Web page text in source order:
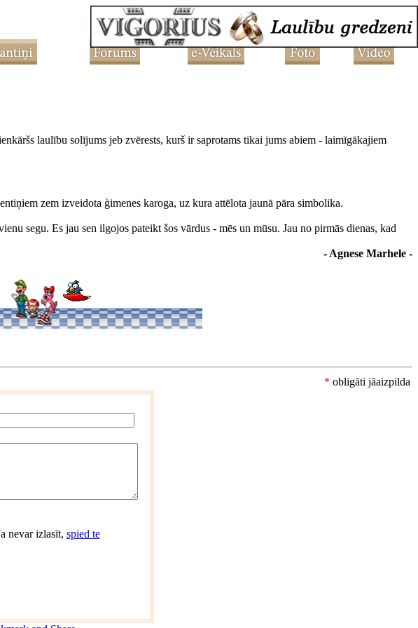
laulību solījums jeb zvērests, kurš ir saprotams tikai jums abiem - laimīgākajiem
zem izveidota ģimenes karoga, uz kura attēlota jaunā pāra simbolika.
segu. Es jau sen ilgojos pateikt šos vārdus - mēs un mūsu. Jau no pirmās dienas, kad
- Agnese Marhele -
* obligāti jāaizpilda
nevar izlasīt, spied te